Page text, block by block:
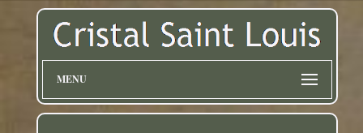
MENU